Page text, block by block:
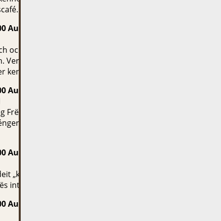
Auer • ab 8 Joer
och déi léifsten – lesele vun der Welt waarden am
Verbréng e flotte Moie mat hinnen a léier dës
kennen.
Auer • ab 6 Joer
Frënn, fir datt’s du weess, wéi een sech richteg ëm
Führerschäin! Deen gëtt et nëmmen am
Auer • ab 8 Joer
„klengt Päerdchen”. Kommt a verbréngt e flotte
interessant Ponyrass besser kennen.
Auer • ab 6 Joer